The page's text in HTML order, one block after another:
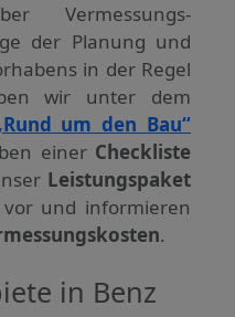
Vermessungs­
der Planung und
in der Regel
wir unter dem
um den Bau“
einer Checkliste
Leistungspaket
vor und informieren
.
in Benz